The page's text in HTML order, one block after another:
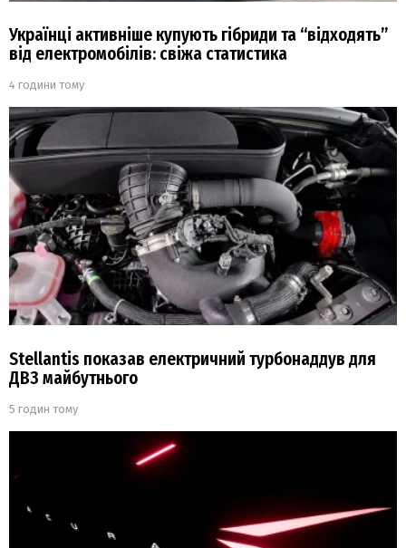
Українці активніше купують гібриди та “відходять”
від електромобілів: свіжа статистика
4 години тому
Stellantis показав електричний турбонаддув для
ДВЗ майбутнього
5 годин тому